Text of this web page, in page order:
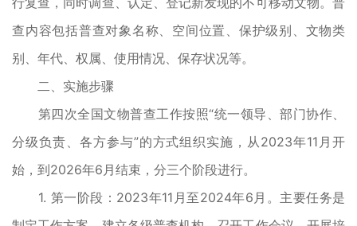
查内容包括普查对象名称、空间位置、保护级别、文物类
别、年代、权属、使用情况、保存状况等。
二、实施步骤
第四次全国文物普查工作按照“统一领导、部门协作、
分级负责、各方参与”的方式组织实施，从2023年11月开
始，到2026年6月结束，分三个阶段进行。
1. 第一阶段：2023年11月至2024年6月。主要任务是